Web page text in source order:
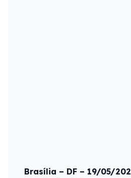
Brasília – DF – 19/05/